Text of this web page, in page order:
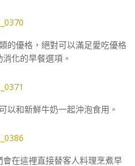
的優格，絕對可以滿足愛吃優格
化的早餐選項。
以和新鮮牛奶一起沖泡食用。
在這裡直接替客人料理烹煮早